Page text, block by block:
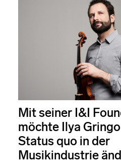
Mit seiner I&I
möchte Ilya
Status quo in der
Musikindustrie